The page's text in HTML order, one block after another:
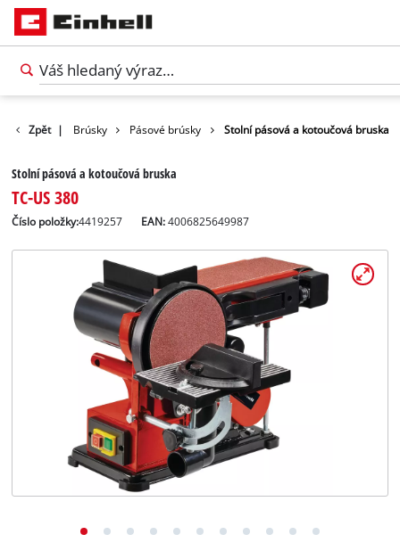
Slovenský
English
Zpět |
Náradie Brúsky Pásové brúsky Stolní pásová a kotoučová bruska
Stolní pásová a kotoučová bruska
TC-US 380
Číslo položky:4419257 EAN:4006825649987